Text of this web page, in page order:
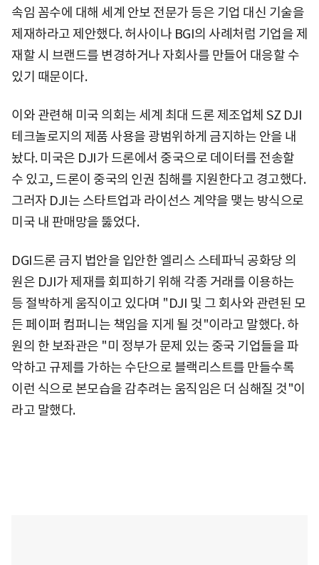
속임 꼼수에 대해 세계 안보 전문가 등은 기업 대신 기술을
제재하라고 제안했다. 허사이나 BGI의 사례처럼 기업을 제
재할 시 브랜드를 변경하거나 자회사를 만들어 대응할 수
있기 때문이다.
이와 관련해 미국 의회는 세계 최대 드론 제조업체 SZ DJI
테크놀로지의 제품 사용을 광범위하게 금지하는 안을 내
놨다. 미국은 DJI가 드론에서 중국으로 데이터를 전송할
수 있고, 드론이 중국의 인권 침해를 지원한다고 경고했다.
그러자 DJI는 스타트업과 라이선스 계약을 맺는 방식으로
미국 내 판매망을 뚫었다.
DGI드론 금지 법안을 입안한 엘리스 스테파닉 공화당 의
원은 DJI가 제재를 회피하기 위해 각종 거래를 이용하는
등 절박하게 움직이고 있다며 "DJI 및 그 회사와 관련된 모
든 페이퍼 컴퍼니는 책임을 지게 될 것"이라고 말했다. 하
원의 한 보좌관은 "미 정부가 문제 있는 중국 기업들을 파
악하고 규제를 가하는 수단으로 블랙리스트를 만들수록
이런 식으로 본모습을 감추려는 움직임은 더 심해질 것"이
라고 말했다.